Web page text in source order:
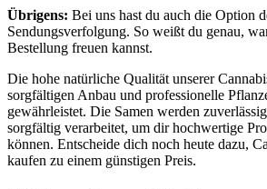
Übrigens: Bei uns hast du auch die Option
Sendungsverfolgung. So weißt du genau,
Bestellung freuen kannst.
Die hohe natürliche Qualität unserer
sorgfältigen Anbau und professionelle
gewährleistet. Die Samen werden
sorgfältig verarbeitet, um dir hochwertige
können. Entscheide dich noch heute dazu,
kaufen zu einem günstigen Preis.